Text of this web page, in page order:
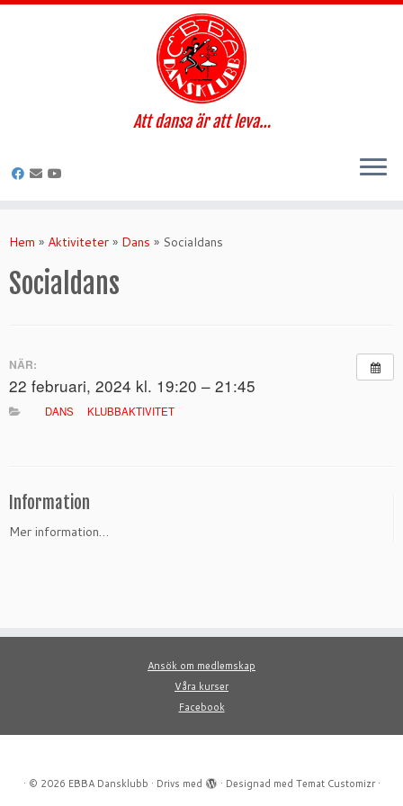
till
Att dansa är att leva…
Hem » Aktiviteter » Dans » Socialdans
Socialdans
NÄR:
22 februari, 2024 kl. 19:20 – 21:45
DANS KLUBBAKTIVITET
Information
Mer information…
Ansök om medlemskap
Våra kurser
Facebook
· © 2026 EBBA Dansklubb · Drivs med · Designad med Temat Customizr·